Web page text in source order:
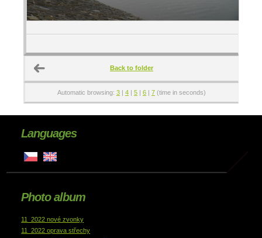
Back to folder
Automatic browsing: 3 | 4 | 5 | 6 | 7 (time in seconds)
Languages
Photo album
11_2022 nové zvonky
11_2022 oprava střechy